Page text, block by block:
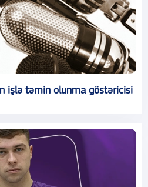
işlə təmin olunma göstəricisi